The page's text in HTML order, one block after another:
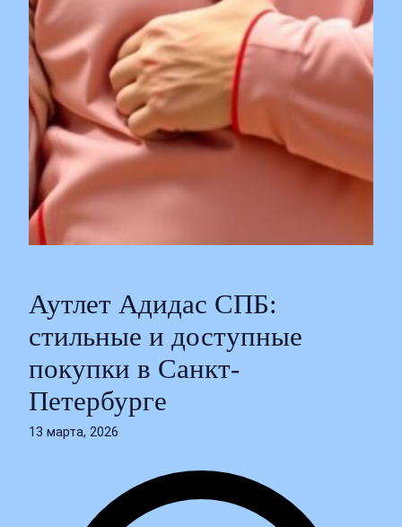
Аутлет Адидас СПБ:
стильные и доступные
покупки в Санкт-
Петербурге
13 марта, 2026